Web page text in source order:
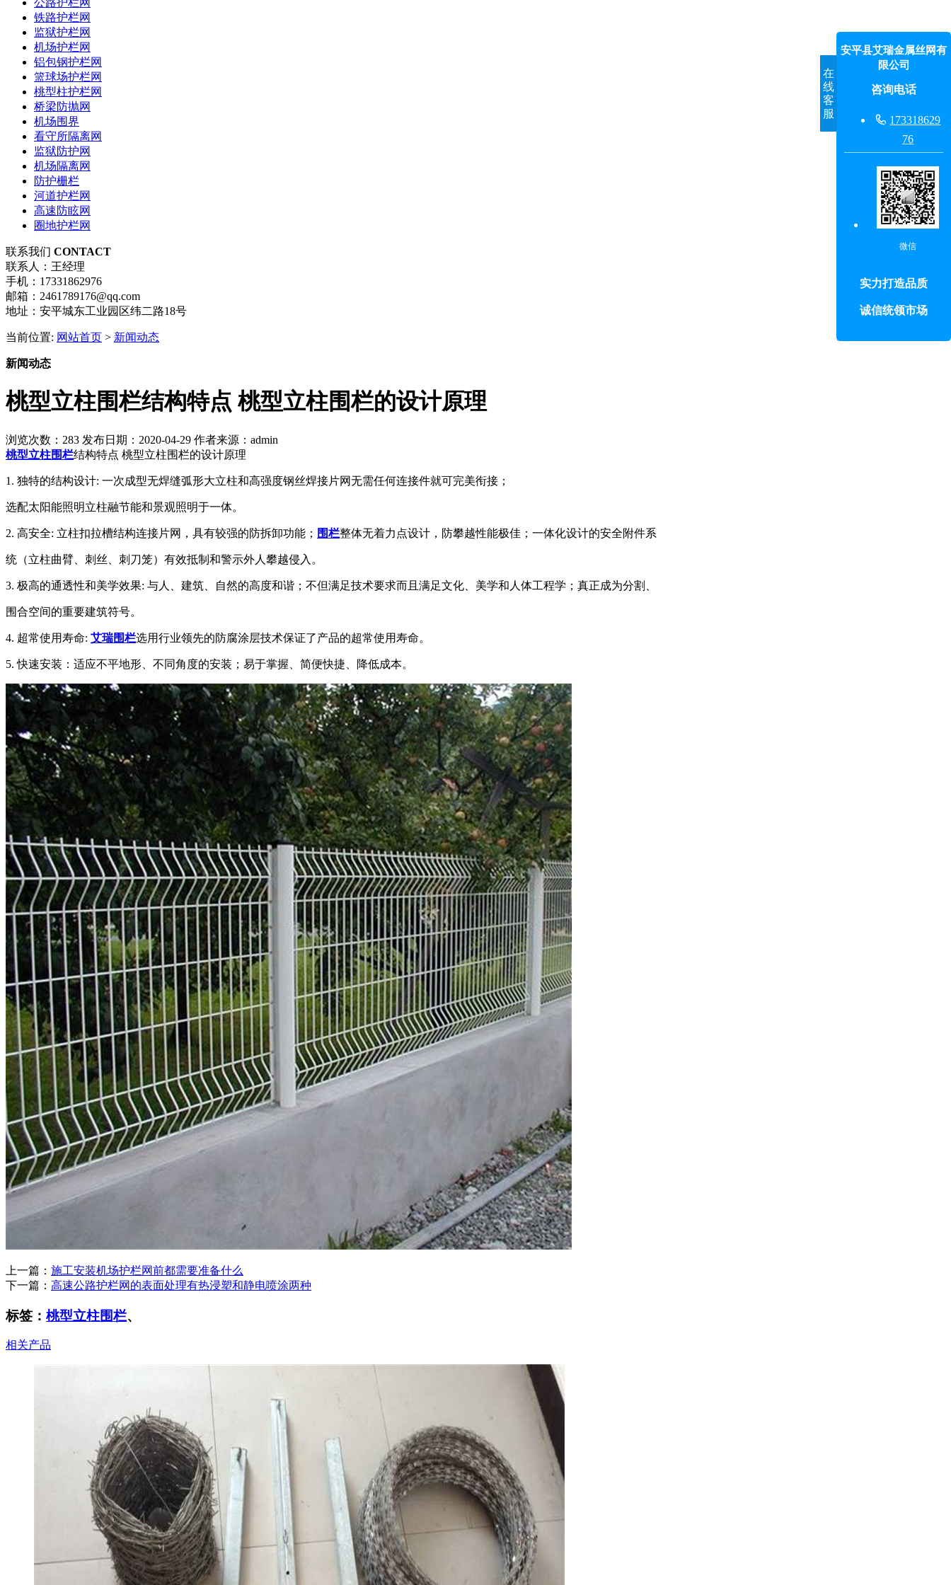
公路护栏网
铁路护栏网
监狱护栏网
机场护栏网
铝包钢护栏网
篮球场护栏网
桃型柱护栏网
桥梁防抛网
机场围界
看守所隔离网
监狱防护网
机场隔离网
防护栅栏
河道护栏网
高速防眩网
圈地护栏网
联系我们 CONTACT
联系人：王经理
手机：17331862976
邮箱：2461789176@qq.com
地址：安平城东工业园区纬二路18号
当前位置: 网站首页 > 新闻动态
新闻动态
​桃型立柱围栏结构特点 桃型立柱围栏的设计原理
浏览次数： 283 发布日期：2020-04-29 作者来源：admin
桃型立柱围栏结构特点 桃型立柱围栏的设计原理
1. 独特的结构设计: 一次成型无焊缝弧形大立柱和高强度钢丝焊接片网无需任何连接件就可完美衔接；
选配太阳能照明立柱融节能和景观照明于一体。
2. 高安全: 立柱扣拉槽结构连接片网，具有较强的防拆卸功能； 围栏整体无着力点设计，防攀越性能极佳；一体化设计的安全附件系
统（立柱曲臂、刺丝、刺刀笼）有效抵制和警示外人攀越侵入。
3. 极高的通透性和美学效果: 与人、建筑、自然的高度和谐；不但满足技术要求而且满足文化、美学和人体工程学；真正成为分割、
围合空间的重要建筑符号。
4. 超常使用寿命: 艾瑞围栏选用行业领先的防腐涂层技术保证了产品的超常使用寿命。
5. 快速安装：适应不平地形、不同角度的安装；易于掌握、简便快捷、降低成本。
上一篇： 施工安装机场护栏网前都需要准备什么
下一篇： 高速公路护栏网的表面处理有热浸塑和静电喷涂两种
标签： ​桃型立柱围栏、
相关产品
在
线
客
服
安平县艾瑞金属丝网有
限公司
咨询电话
 173318629
76
微信
实力打造品质
诚信统领市场